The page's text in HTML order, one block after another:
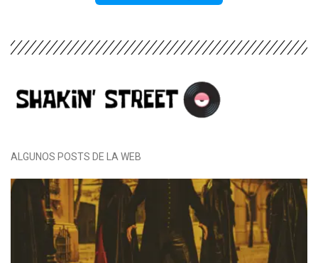
ALGUNOS POSTS DE LA WEB